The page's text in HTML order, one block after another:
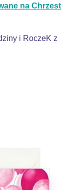
na Chrzest
i RoczeK z